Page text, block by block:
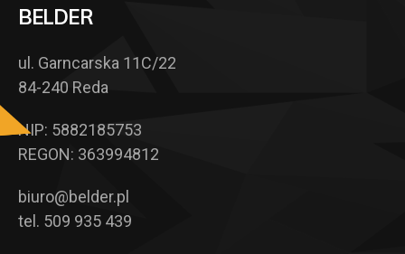
BELDER
ul. Garncarska 11C/22
84-240 Reda
NIP: 5882185753
REGON: 363994812
biuro@belder.pl
tel. 509 935 439